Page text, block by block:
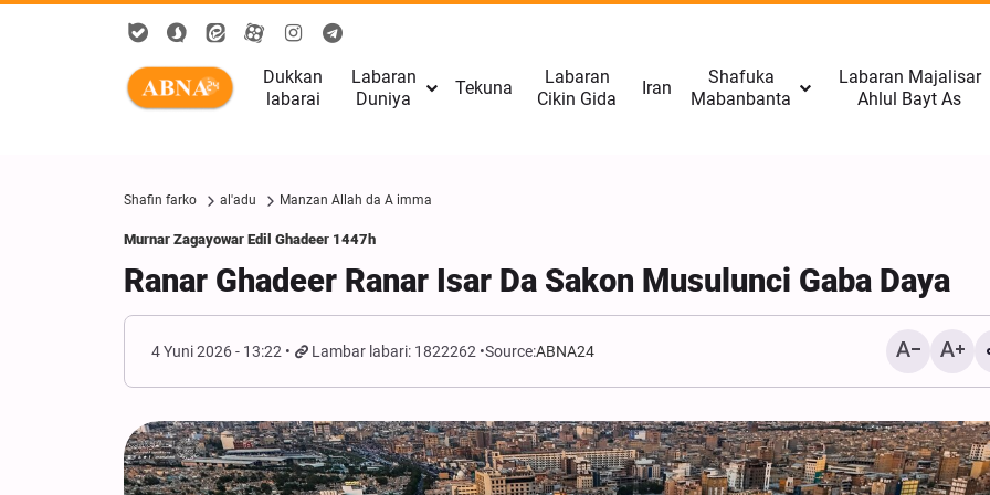
Dukkan
labarai
Labaran
Duniya
Tekuna
Labaran
Cikin Gida
Iran
Shafuka
Mabanbanta
Labaran Majalisar
Ahlul Bayt As
Shafin farko al'adu Manzan Allah da A imma
Murnar Zagayowar Edil Ghadeer 1447h
Ranar Ghadeer Ranar Isar Da Sakon Musulunci Gaba Daya
4 Yuni 2026 - 13:22 Lambar labari: 1822262 Source:ABNA24
CNN: Yarjejeniyar
Gab Kaiwa Matakin
Amma Ba Kamar Yadda